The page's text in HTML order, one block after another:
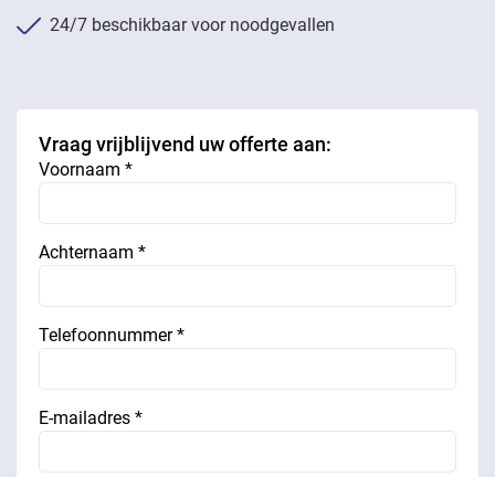
24/7 beschikbaar voor noodgevallen
Vraag vrijblijvend uw offerte aan:
Voornaam *
Achternaam *
Telefoonnummer *
E-mailadres *